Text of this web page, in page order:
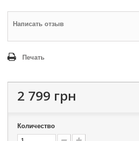
Написать отзыв
Печать
2 799 грн
Количество